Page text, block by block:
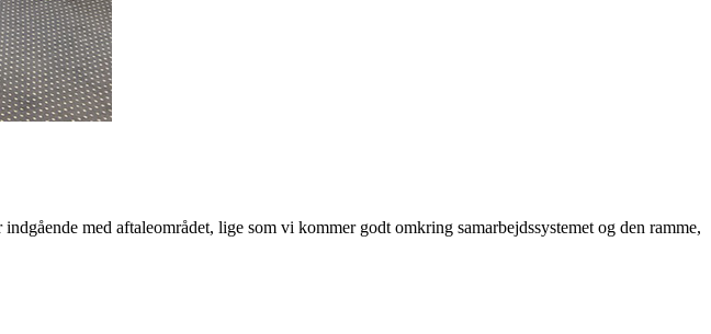
med aftaleområdet, lige som vi kommer godt omkring samarbejdssystemet og den ramme,